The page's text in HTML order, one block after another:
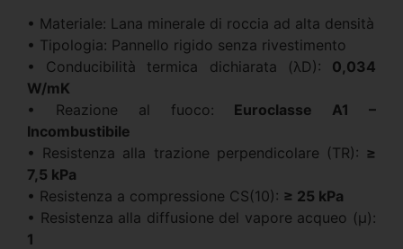
• Materiale: Lana minerale di roccia ad alta densità
• Tipologia: Pannello rigido senza rivestimento
• Conducibilità termica dichiarata (λD): 0,034
W/mK
• Reazione al fuoco: Euroclasse A1 –
Incombustibile
• Resistenza alla trazione perpendicolare (TR): ≥
7,5 kPa
• Resistenza a compressione CS(10): ≥ 25 kPa
• Resistenza alla diffusione del vapore acqueo (μ):
1